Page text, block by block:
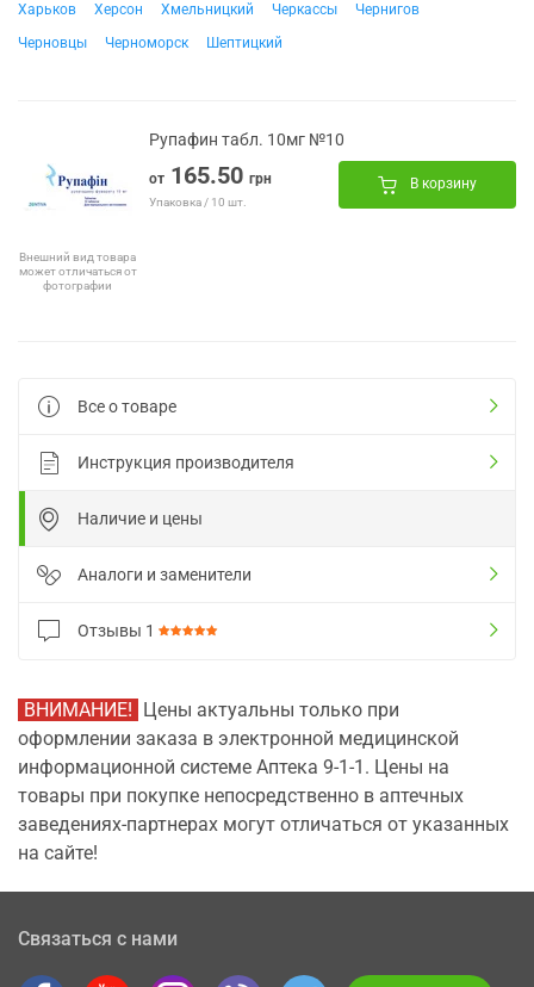
Харьков
Херсон Хмельницкий Черкассы
Чернигов
Черновцы
Черноморск Шептицкий
Внешний вид товара
может отличаться от
фотографии
Рупафин табл. 10мг №10
от 165.50 грн
Упаковка / 10 шт.
В корзину
Все о товаре
Инструкция производителя
Наличие и цены
Аналоги и заменители
Отзывы 1
ВНИМАНИЕ! Цены актуальны только при
оформлении заказа в электронной медицинской
информационной системе Аптека 9-1-1. Цены на
товары при покупке непосредственно в аптечных
заведениях-партнерах могут отличаться от указанных
на сайте!
Связаться с нами